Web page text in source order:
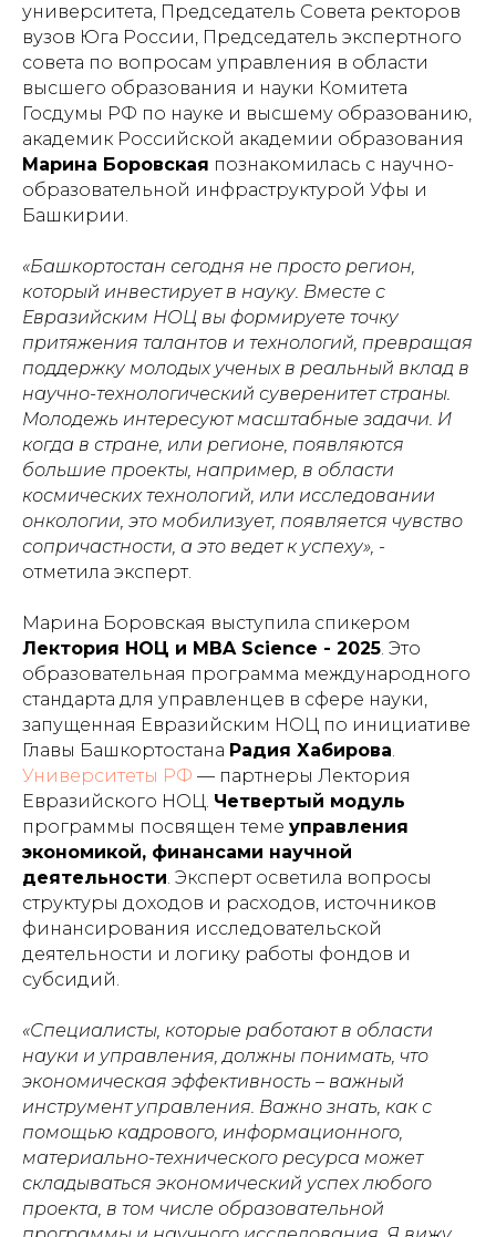
университета, Председатель Совета ректоров
вузов Юга России, Председатель экспертного
совета по вопросам управления в области
высшего образования и науки Комитета
Госдумы РФ по науке и высшему образованию,
академик Российской академии образования
Марина Боровская познакомилась с научно-
образовательной инфраструктурой Уфы и
Башкирии.
«Башкортостан сегодня не просто регион,
который инвестирует в науку. Вместе с
Евразийским НОЦ вы формируете точку
притяжения талантов и технологий, превращая
поддержку молодых ученых в реальный вклад в
научно-технологический суверенитет страны.
Молодежь интересуют масштабные задачи. И
когда в стране, или регионе, появляются
большие проекты, например, в области
космических технологий, или исследовании
онкологии, это мобилизует, появляется чувство
сопричастности, а это ведет к успеху», -
отметила эксперт.
Марина Боровская выступила спикером
Лектория НОЦ и MBA Science - 2025. Это
образовательная программа международного
стандарта для управленцев в сфере науки,
запущенная Евразийским НОЦ по инициативе
Главы Башкортостана Радия Хабирова.
Университеты РФ — партнеры Лектория
Евразийского НОЦ. Четвертый модуль
программы посвящен теме управления
экономикой, финансами научной
деятельности. Эксперт осветила вопросы
структуры доходов и расходов, источников
финансирования исследовательской
деятельности и логику работы фондов и
субсидий.
«Специалисты, которые работают в области
науки и управления, должны понимать, что
экономическая эффективность – важный
инструмент управления. Важно знать, как с
помощью кадрового, информационного,
материально-технического ресурса может
складываться экономический успех любого
проекта, в том числе образовательной